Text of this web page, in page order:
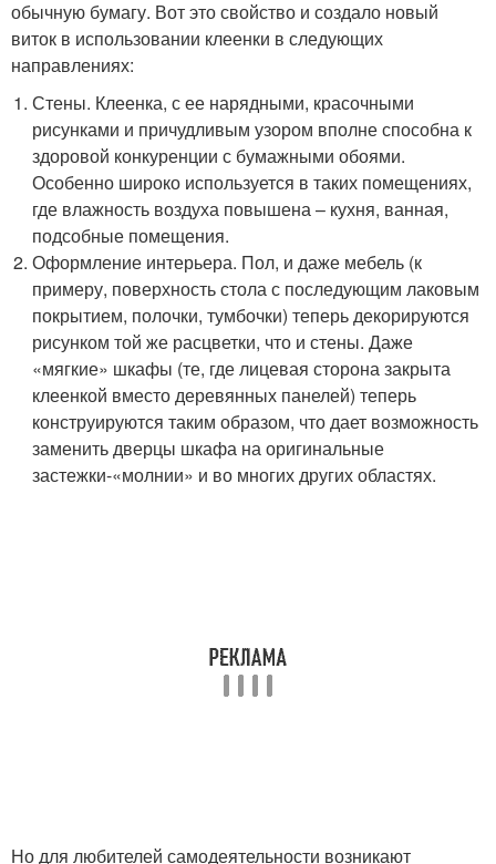
обычную бумагу. Вот это свойство и создало новый
виток в использовании клеенки в следующих
направлениях:
Стены. Клеенка, с ее нарядными, красочными
рисунками и причудливым узором вполне способна к
здоровой конкуренции с бумажными обоями.
Особенно широко используется в таких помещениях,
где влажность воздуха повышена – кухня, ванная,
подсобные помещения.
Оформление интерьера. Пол, и даже мебель (к
примеру, поверхность стола с последующим лаковым
покрытием, полочки, тумбочки) теперь декорируются
рисунком той же расцветки, что и стены. Даже
«мягкие» шкафы (те, где лицевая сторона закрыта
клеенкой вместо деревянных панелей) теперь
конструируются таким образом, что дает возможность
заменить дверцы шкафа на оригинальные
застежки-«молнии» и во многих других областях.
Но для любителей самодеятельности возникают